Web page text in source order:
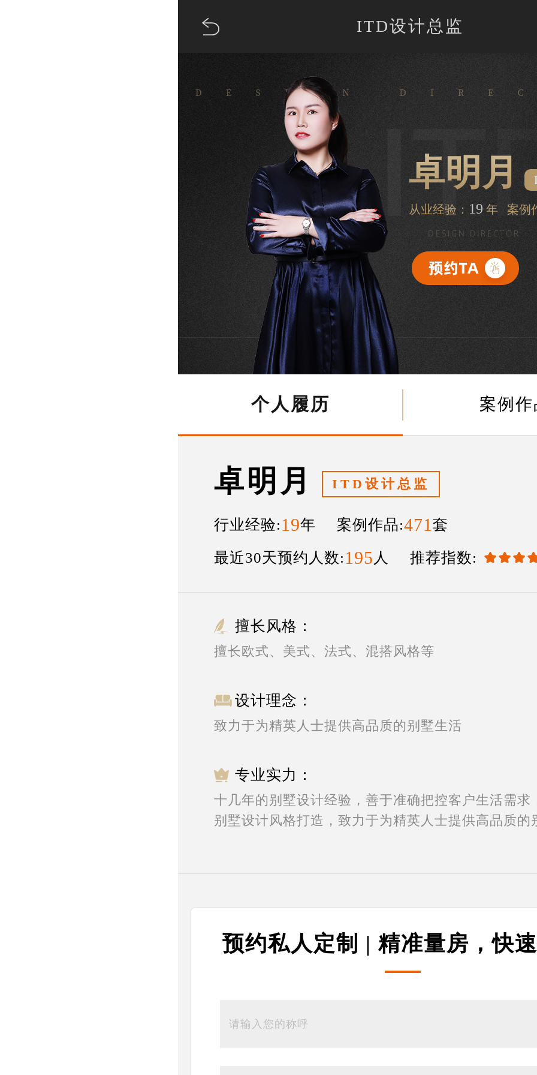
ITD设计总监
卓明月
从业经验： 19 年 案例
个人履历 案例作
卓明月 ITD设计总监
行业经验:19年 案例作品:471 套
最近30天预约人数:195 人 推荐指数:
擅长风格：
擅长欧式、美式、法式、混搭风格等
设计理念：
致力于为精英人士提供高品质的别墅生活
专业实力：
十几年的别墅设计经验，善于准确把控客户生活需求
别墅设计风格打造，致力于为精英人士提供高品质的
预约私人定制 | 精准量房，快